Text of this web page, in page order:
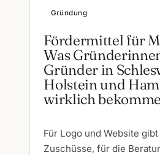
Gründung
Fördermittel für
Was
Gründer in
Holstein und
wirklich
Für Logo und Website gibt
Zuschüsse, für die